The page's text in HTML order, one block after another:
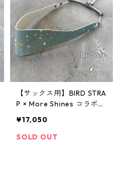
【サックス用】BIRD STRA
P × More Shines コラボモ
¥17,050
SOLD OUT